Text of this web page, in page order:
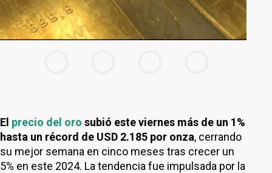
El precio del oro subió este viernes más de un 1%
hasta un récord de USD 2.185 por onza, cerrando
su mejor semana en cinco meses tras crecer un
5% en este 2024. La tendencia fue impulsada por la